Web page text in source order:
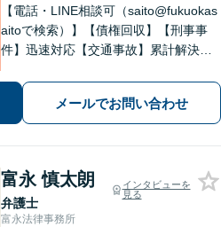
【電話・LINE相談可（saito@fukuokas
aitoで検索）】【債権回収】【刑事事
件】迅速対応【交通事故】累計解決実
【初回相談無料】【プロ野球選手会公
認代理人】【九州・中国・沖縄対応】
【天神南駅直結】
メールでお問い合わせ
富永 慎太朗
弁護士
インタビューを
見る
富永法律事務所